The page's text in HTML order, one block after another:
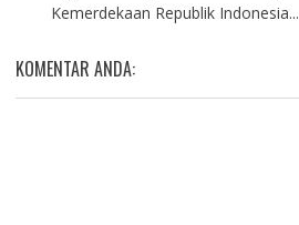
Kemerdekaan Republik Indonesia...
KOMENTAR ANDA: